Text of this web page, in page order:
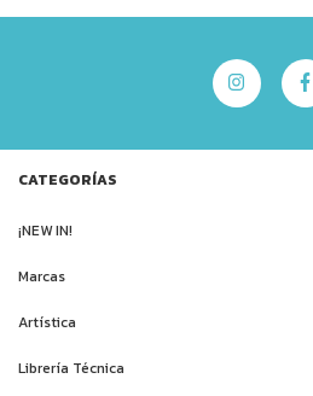
CATEGORÍAS
¡NEW IN!
Marcas
Artística
Librería Técnica